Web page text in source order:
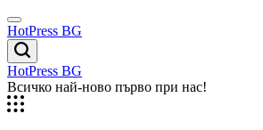
Skip
to
content
Menu
HotPress BG
Търсене
HotPress BG
Всичко най-ново първо при нас!